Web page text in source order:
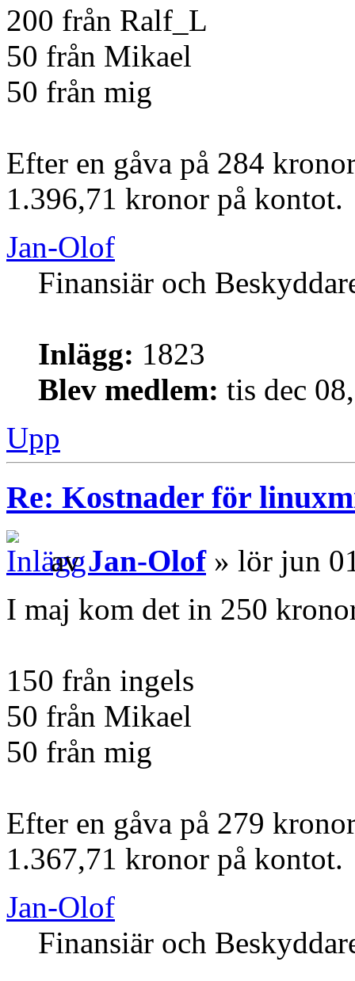
200 från Ralf_L
50 från Mikael
50 från mig
Efter en gåva på 284
1.396,71 kronor på kontot.
Jan-Olof
Finansiär och
Inlägg: 1823
Blev medlem: tis dec
Upp
Re: Kostnader för
avJan-Olof» lör jun
I maj kom det in 250
150 från ingels
50 från Mikael
50 från mig
Efter en gåva på 279
1.367,71 kronor på kontot.
Jan-Olof
Finansiär och